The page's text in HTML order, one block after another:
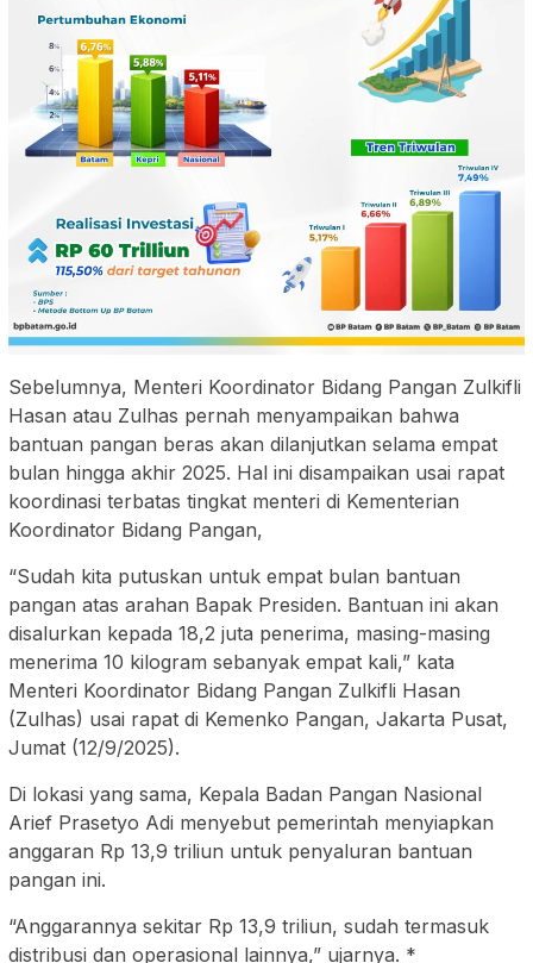
Sebelumnya, Menteri Koordinator Bidang Pangan Zulkifli
Hasan atau Zulhas pernah menyampaikan bahwa
bantuan pangan beras akan dilanjutkan selama empat
bulan hingga akhir 2025. Hal ini disampaikan usai rapat
koordinasi terbatas tingkat menteri di Kementerian
Koordinator Bidang Pangan,
“Sudah kita putuskan untuk empat bulan bantuan
pangan atas arahan Bapak Presiden. Bantuan ini akan
disalurkan kepada 18,2 juta penerima, masing-masing
menerima 10 kilogram sebanyak empat kali,” kata
Menteri Koordinator Bidang Pangan Zulkifli Hasan
(Zulhas) usai rapat di Kemenko Pangan, Jakarta Pusat,
Jumat (12/9/2025).
Di lokasi yang sama, Kepala Badan Pangan Nasional
Arief Prasetyo Adi menyebut pemerintah menyiapkan
anggaran Rp 13,9 triliun untuk penyaluran bantuan
pangan ini.
“Anggarannya sekitar Rp 13,9 triliun, sudah termasuk
distribusi dan operasional lainnya,” ujarnya. *